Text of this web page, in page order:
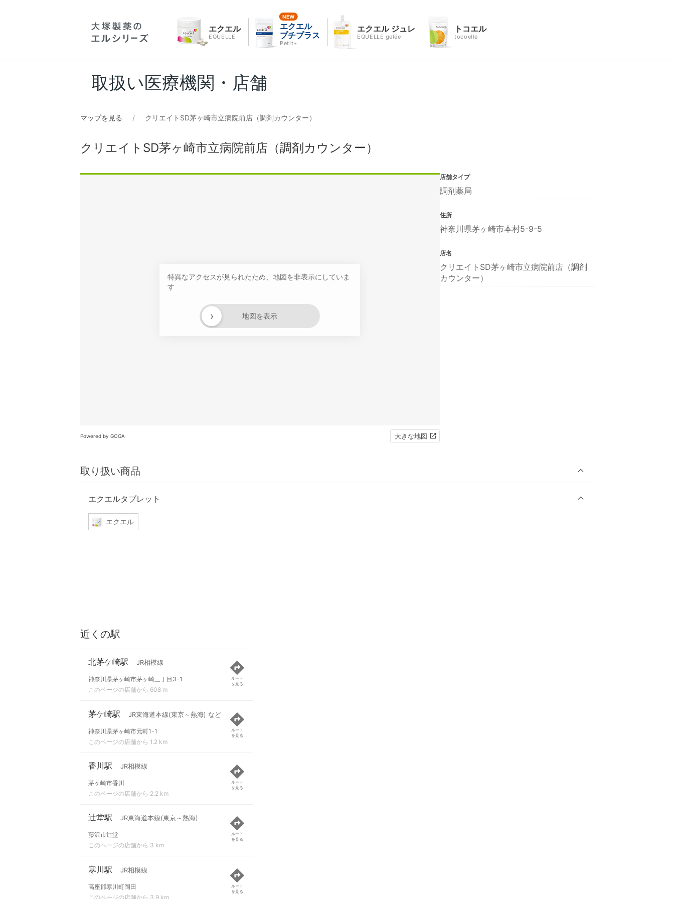
エクエル
EQUELLE
エクエル
プチプラス
Petit+
エクエル ジュレ
EQUELLE gelée
トコエル
tocoelle
取扱い医療機関・店舗
マップを見る クリエイトSD茅ヶ崎市立病院前店（調剤カウンター）
クリエイトSD茅ヶ崎市立病院前店（調剤カウンター）
特異なアクセスが見られたため、地図を非表示にしていま
す
地図を表示
›
Powered by GOGA 大きな地図
取り扱い商品
エクエルタブレット
エクエル
店舗タイプ
調剤薬局
住所
神奈川県茅ヶ崎市本村5-9-5
店名
クリエイトSD茅ヶ崎市立病院前店（調剤
カウンター）
近くの駅
北茅ケ崎駅 JR相模線
神奈川県茅ヶ崎市茅ヶ崎三丁目3-1
このページの店舗から 608 m
ルート
を見る
茅ケ崎駅 JR東海道本線(東京～熱海) など
神奈川県茅ヶ崎市元町1-1
このページの店舗から 1.2 km
ルート
を見る
香川駅 JR相模線
茅ヶ崎市香川
このページの店舗から 2.2 km
ルート
を見る
辻堂駅 JR東海道本線(東京～熱海)
藤沢市辻堂
このページの店舗から 3 km
ルート
を見る
寒川駅 JR相模線
高座郡寒川町岡田
このページの店舗から 3.9 km
ルート
を見る